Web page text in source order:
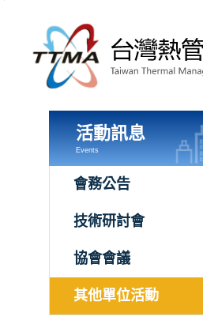
跳
活動訊息
Events
會務公告
技術研討會
協會會議
其他單位活動